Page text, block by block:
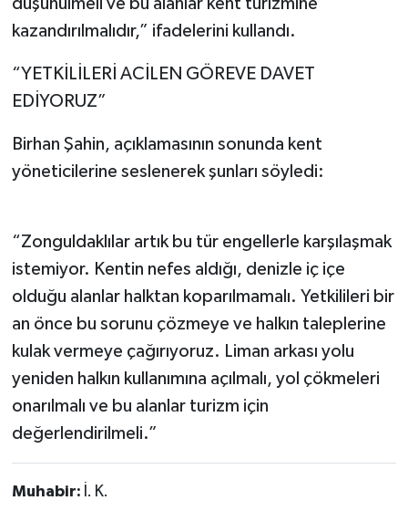
düşünülmeli ve bu alanlar kent turizmine
kazandırılmalıdır,” ifadelerini kullandı.
“YETKİLİLERİ ACİLEN GÖREVE DAVET
EDİYORUZ”
Birhan Şahin, açıklamasının sonunda kent
yöneticilerine seslenerek şunları söyledi:
“Zonguldaklılar artık bu tür engellerle karşılaşmak
istemiyor. Kentin nefes aldığı, denizle iç içe
olduğu alanlar halktan koparılmamalı. Yetkilileri bir
an önce bu sorunu çözmeye ve halkın taleplerine
kulak vermeye çağırıyoruz. Liman arkası yolu
yeniden halkın kullanımına açılmalı, yol çökmeleri
onarılmalı ve bu alanlar turizm için
değerlendirilmeli.”
Muhabir: İ. K.